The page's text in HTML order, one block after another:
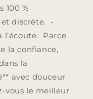
100 %
et discrète. -
l’écoute. Parce
la confiance,
la
avec douceur
vous le meilleur